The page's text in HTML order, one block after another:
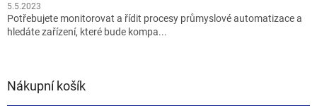
5.5.2023
Potřebujete monitorovat a řídit procesy průmyslové automatizace a
hledáte zařízení, které bude kompa...
Nákupní košík